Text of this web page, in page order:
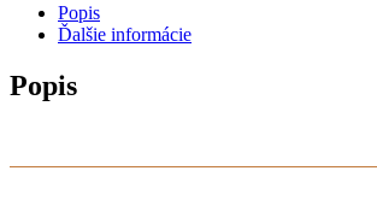
Popis
Ďalšie informácie
Popis